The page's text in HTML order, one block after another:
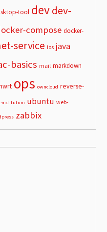
tool devdev-
compose docker-
service ios java
basics mail markdown
ops owncloud reverse-
tutum ubuntu web-
zabbix